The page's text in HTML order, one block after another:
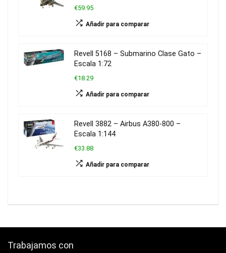
€59.95
Añadir para comparar
Revell 5168 – Submarino Clase Gato –
Escala 1:72
€18.29
Añadir para comparar
Revell 3882 – Airbus A380-800 –
Escala 1:144
€33.88
Añadir para comparar
Trabajamos con